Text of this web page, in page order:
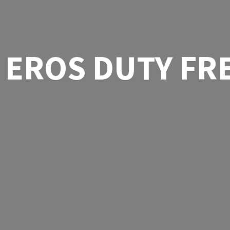
EROS DUTY